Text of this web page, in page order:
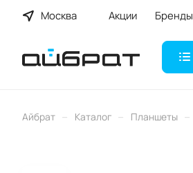
Москва Акции Бренды
Айбрат – Каталог – Планшеты –